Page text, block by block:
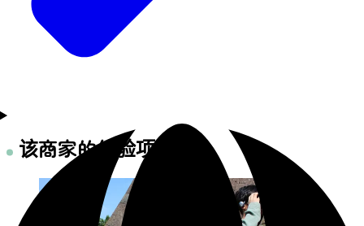
该商家的体验项目